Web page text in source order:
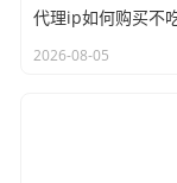
2026-08-05